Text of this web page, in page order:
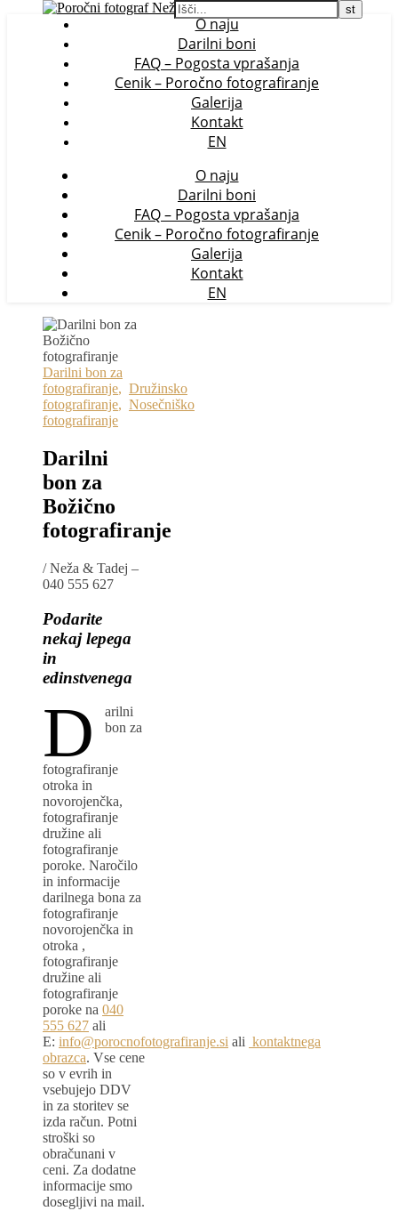
O naju
Darilni boni
FAQ – Pogosta vprašanja
Cenik – Poročno fotografiranje
Galerija
Kontakt
EN
O naju
Darilni boni
FAQ – Pogosta vprašanja
Cenik – Poročno fotografiranje
Galerija
Kontakt
EN
Darilni bon za
fotografiranje, Družinsko
fotografiranje, Nosečniško
fotografiranje
Darilni
bon za
Božično
fotografiranje
/Neža & Tadej –
040 555 627
Podarite
nekaj lepega
in
edinstvenega
D
arilni
bon za
fotografiranje
otroka in
novorojenčka,
fotografiranje
družine ali
fotografiranje
poroke. Naročilo
in informacije
darilnega bona za
fotografiranje
novorojenčka in
otroka ,
fotografiranje
družine ali
fotografiranje
poroke na 040
555 627 ali
E: info@porocnofotografiranje.si ali kontaktnega
obrazca. Vse cene
so v evrih in
vsebujejo DDV
in za storitev se
izda račun. Potni
stroški so
obračunani v
ceni. Za dodatne
informacije smo
dosegljivi na mail.